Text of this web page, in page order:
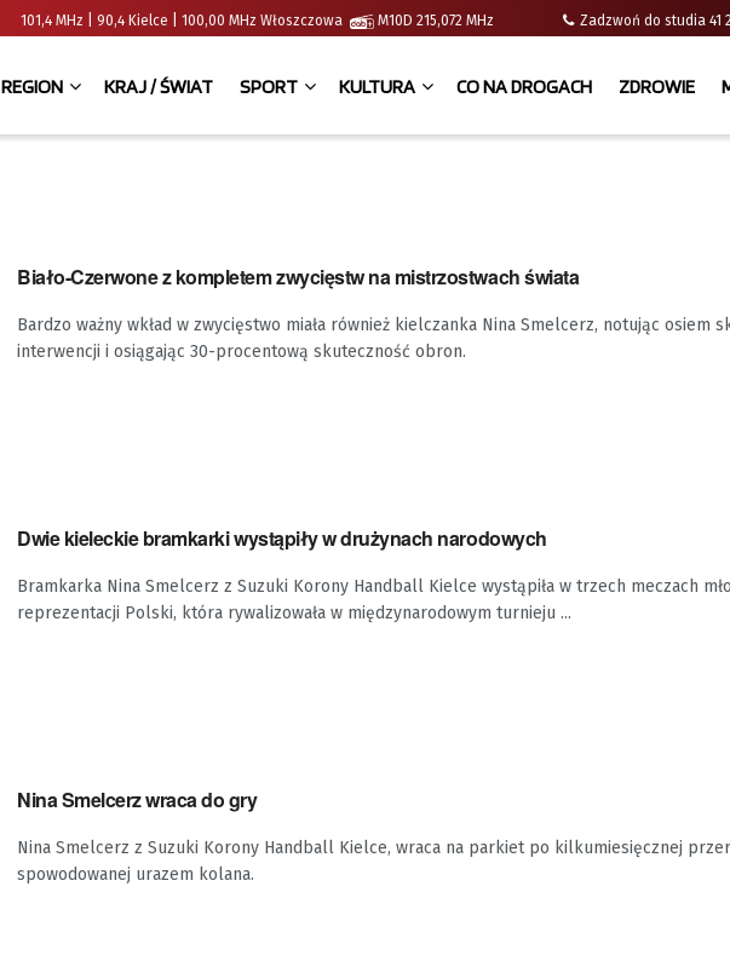
101,4 MHz | 90,4 Kielce | 100,00 MHz Włoszczowa M10D 215,072 MHz Zadzwoń do studia
REGION KRAJ / ŚWIAT SPORT KULTURA CO NA DROGACH ZDROWIE
Biało-Czerwone z kompletem zwycięstw na mistrzostwach świata
Bardzo ważny wkład w zwycięstwo miała również kielczanka Nina Smelcerz, notując osiem
interwencji i osiągając 30-procentową skuteczność obron.
Dwie kieleckie bramkarki wystąpiły w drużynach narodowych
Bramkarka Nina Smelcerz z Suzuki Korony Handball Kielce wystąpiła w trzech meczach
reprezentacji Polski, która rywalizowała w międzynarodowym turnieju ...
Nina Smelcerz wraca do gry
Nina Smelcerz z Suzuki Korony Handball Kielce, wraca na parkiet po kilkumiesięcznej
spowodowanej urazem kolana.